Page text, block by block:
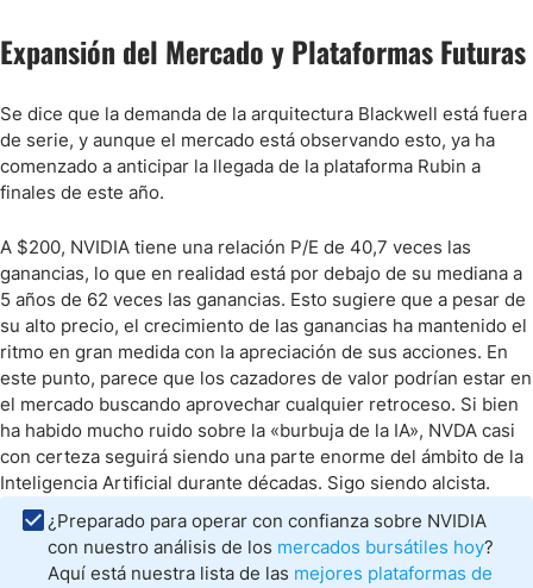
Expansión del Mercado y Plataformas Futuras
Se dice que la demanda de la arquitectura Blackwell está fuera
de serie, y aunque el mercado está observando esto, ya ha
comenzado a anticipar la llegada de la plataforma Rubin a
finales de este año.
A $200, NVIDIA tiene una relación P/E de 40,7 veces las
ganancias, lo que en realidad está por debajo de su mediana a
5 años de 62 veces las ganancias. Esto sugiere que a pesar de
su alto precio, el crecimiento de las ganancias ha mantenido el
ritmo en gran medida con la apreciación de sus acciones. En
este punto, parece que los cazadores de valor podrían estar en
el mercado buscando aprovechar cualquier retroceso. Si bien
ha habido mucho ruido sobre la «burbuja de la IA», NVDA casi
con certeza seguirá siendo una parte enorme del ámbito de la
Inteligencia Artificial durante décadas. Sigo siendo alcista.
¿Preparado para operar con confianza sobre NVIDIA
con nuestro análisis de los mercados bursátiles hoy?
Aquí está nuestra lista de las mejores plataformas de